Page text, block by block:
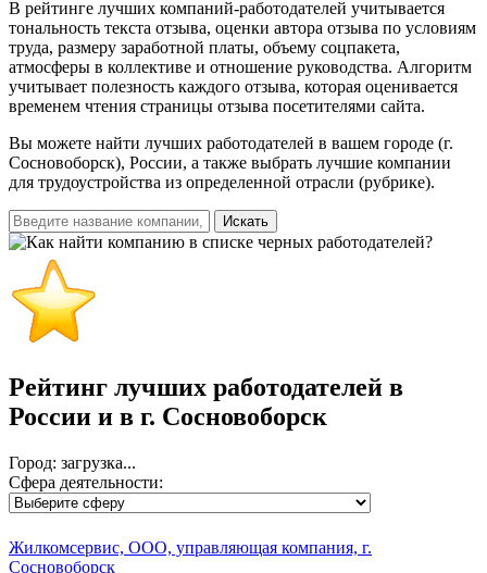
В рейтинге лучших компаний-работодателей учитывается
тональность текста отзыва, оценки автора отзыва по условиям
труда, размеру заработной платы, объему соцпакета,
атмосферы в коллективе и отношение руководства. Алгоритм
учитывает полезность каждого отзыва, которая оценивается
временем чтения страницы отзыва посетителями сайта.
Вы можете найти лучших работодателей в вашем городе (г.
Сосновоборск), России, а также выбрать лучшие компании
для трудоустройства из определенной отрасли (рубрике).
Искать
Рейтинг лучших работодателей в
России и в г. Сосновоборск
Город: загрузка...
Сфера деятельности:
Жилкомсервис, ООО, управляющая компания, г.
Сосновоборск